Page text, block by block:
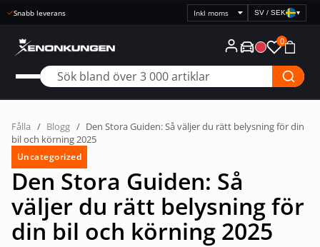
Snabb leverans
Välj
prisvisning
SV / SEK ▾
0
Fålla / Blogg / Den Stora Guiden: Så väljer du rätt belysning för din
bil och körning 2025
Uncategorized
Den Stora Guiden: Så
väljer du rätt belysning för
din bil och körning 2025